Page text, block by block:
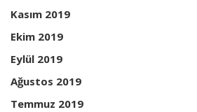
Kasım 2019
Ekim 2019
Eylül 2019
Ağustos 2019
Temmuz 2019